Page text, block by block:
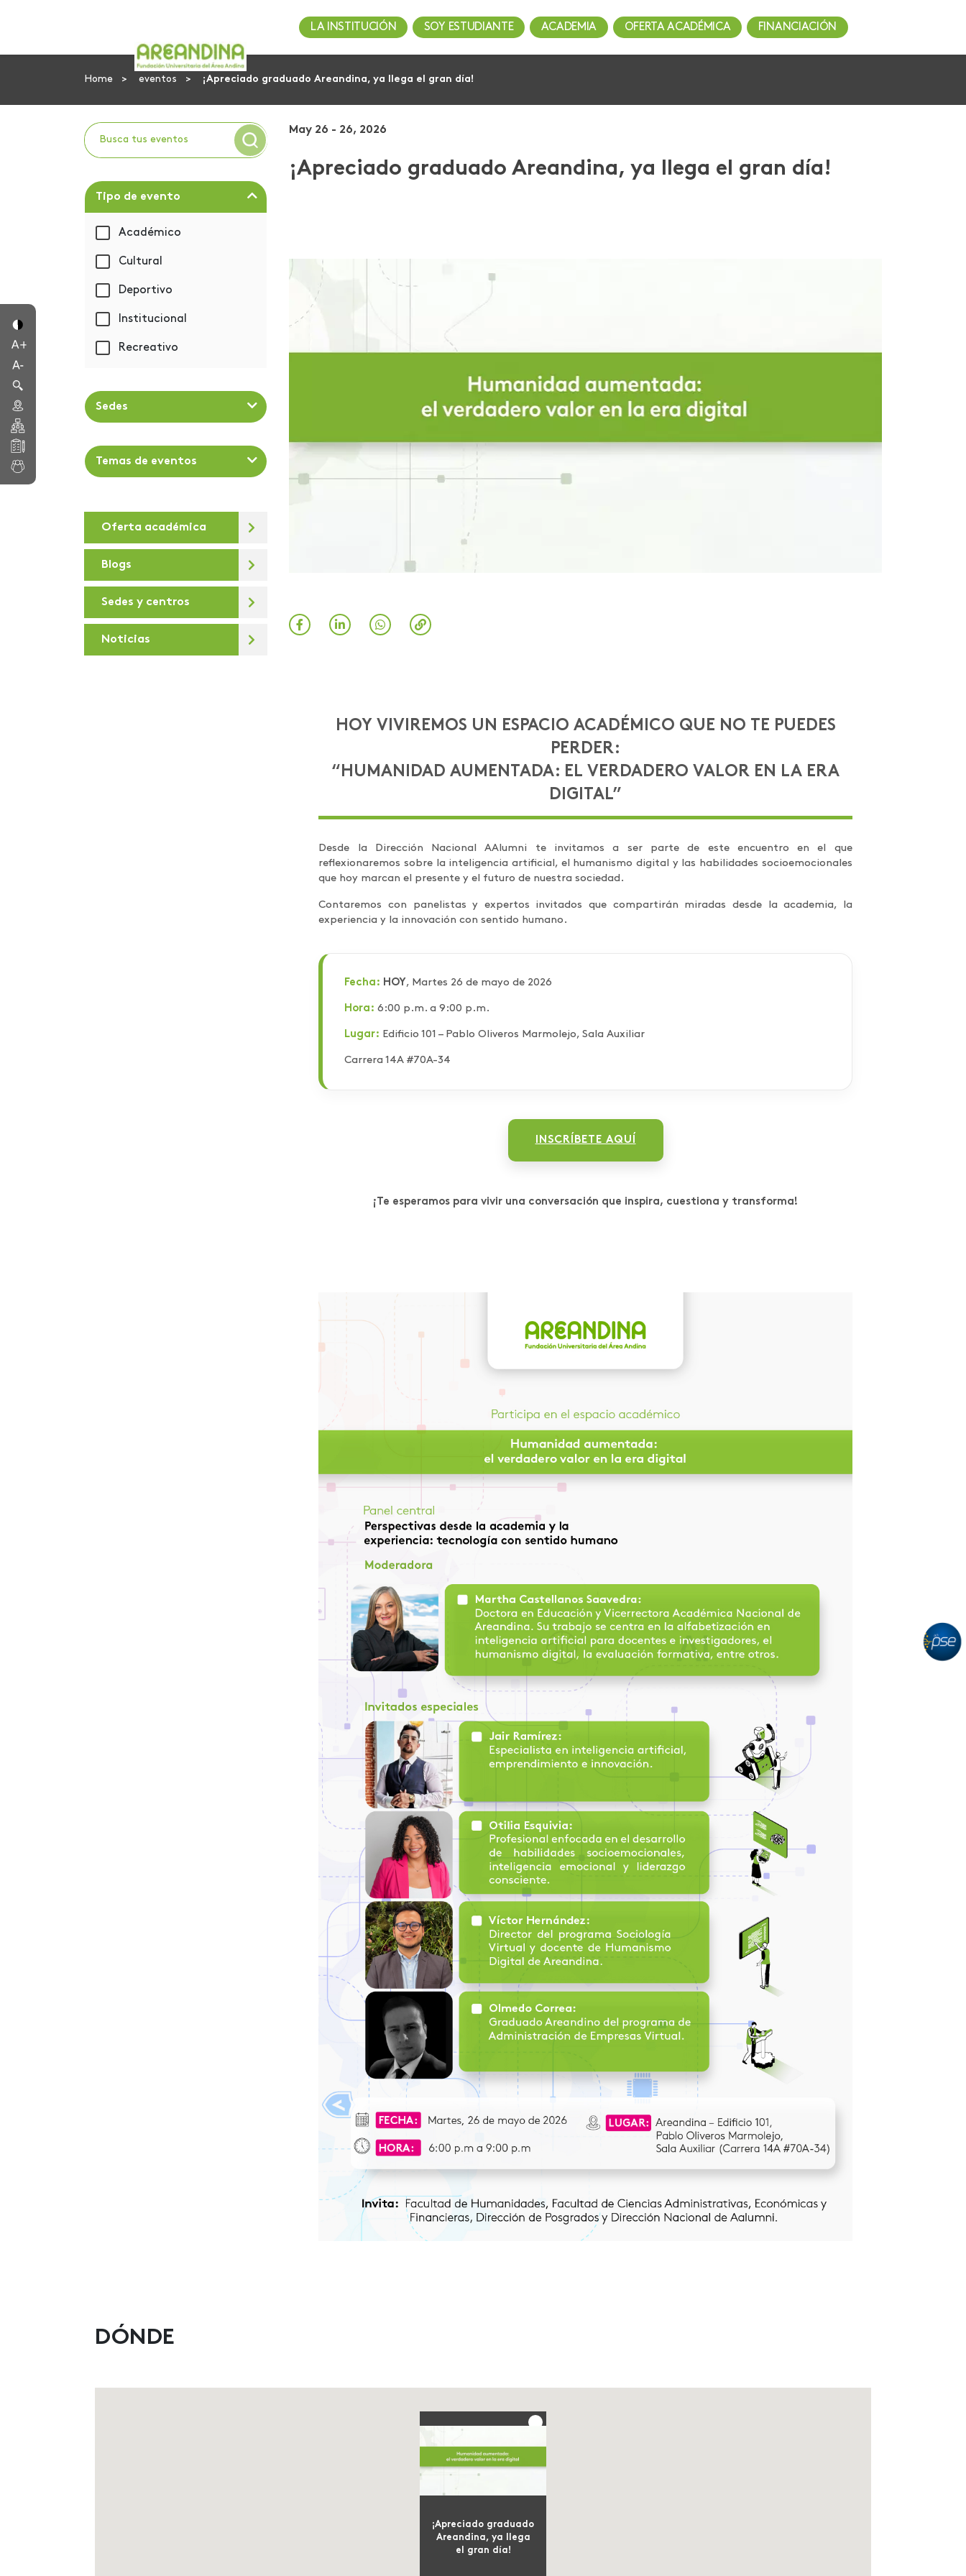
LA INSTITUCIÓN SOY ESTUDIANTE ACADEMIA OFERTA ACADÉMICA FINANCIACIÓN
Home eventos ¡Apreciado graduado Areandina, ya llega el gran día!
Tipo de evento
Académico
Cultural
Deportivo
Institucional
Recreativo
Sedes
Temas de eventos
Oferta académica
Blogs
Sedes y centros
Noticias
May 26 - 26, 2026
¡Apreciado graduado Areandina, ya llega el gran día!
HOY VIVIREMOS UN ESPACIO ACADÉMICO QUE NO TE PUEDES
PERDER:
“HUMANIDAD AUMENTADA: EL VERDADERO VALOR EN LA ERA
DIGITAL”
Desde la Dirección Nacional AAlumni te invitamos a ser parte de este encuentro en el que
reflexionaremos sobre la inteligencia artificial, el humanismo digital y las habilidades socioemocionales
que hoy marcan el presente y el futuro de nuestra sociedad.
Contaremos con panelistas y expertos invitados que compartirán miradas desde la academia, la
experiencia y la innovación con sentido humano.
Fecha: HOY, Martes 26 de mayo de 2026
Hora: 6:00 p.m. a 9:00 p.m.
Lugar: Edificio 101 – Pablo Oliveros Marmolejo, Sala Auxiliar
Carrera 14A #70A-34
INSCRÍBETE AQUÍ
¡Te esperamos para vivir una conversación que inspira, cuestiona y transforma!
DÓNDE
¡Apreciado graduado
Areandina, ya llega
el gran día!